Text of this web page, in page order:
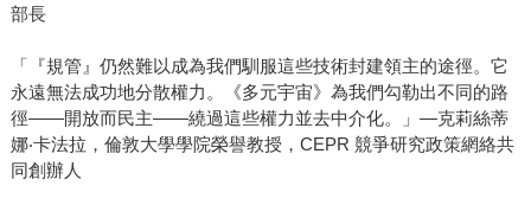
部長
「『規管』仍然難以成為我們馴服這些技術封建領主的途徑。它
永遠無法成功地分散權力。《多元宇宙》為我們勾勒出不同的路
徑——開放而民主——繞過這些權力並去中介化。」—克莉絲蒂
娜‧卡法拉，倫敦大學學院榮譽教授，CEPR 競爭研究政策網絡共
同創辦人